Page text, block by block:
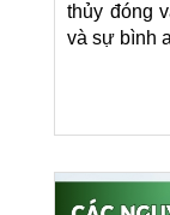
thủy đóng
và sự bình